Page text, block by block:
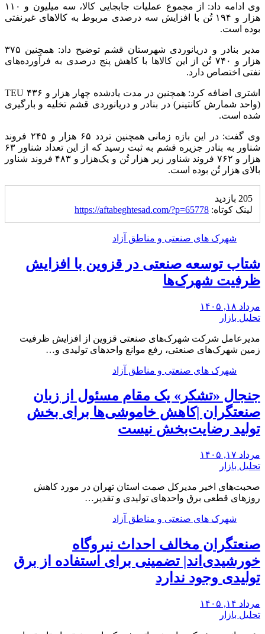
وی ادامه داد: از مجموع عملیات جابجایی کالا، سه میلیون و ۱۱۰
هزار و ۱۹۴ تُن با افزایش سه درصدی مربوط به کالاهای غیرنفتی
بوده است.
مدیر بنادر و دریانوردی شهرستان قشم توضیح داد: همچنین ۳۷۵
هزار و ۷۴۰ تُن از این کالاها با کاهش پنج درصدی به فرآورده‌های
نفتی اختصاص دارد.
اشتری اضافه کرد: همچنین در مدت یادشده چهار هزار و ۴۳۶ TEU
(واحد شمارش کانتینر) در بنادر و دریانوردی قشم تخلیه و بارگیری
شده است.
وی گفت: در این بازه زمانی همچنین تردد ۶۵ هزار و ۲۴۵ فروند
شناور به بنادر جزیره قشم به ثبت رسید که از این تعداد شناور ۶۳
هزار و ۷۶۲ فروند شناور زیر هزار تُن و یک‌هزار و ۴۸۳ فروند شناور
بالای هزار تُن بوده است.
205 بازدید
لینک کوتاه: https://aftabeghtesad.com/?p=65778
شهرک های صنعتی و مناطق آزاد
شتاب توسعه صنعتی در قزوین با افزایش
ظرفیت شهرک‌ها
مرداد ۱۸, ۱۴۰۵
تحلیل بازار
مدیرعامل شرکت شهرک‌های صنعتی قزوین از افزایش ظرفیت
زمین شهرک‌های صنعتی، رفع موانع واحدهای تولیدی و…
شهرک های صنعتی و مناطق آزاد
جنجال «تشکر» یک مقام مسئول از زبان
صنعتگران |کاهش خاموشی‌ها برای بخش
تولید رضایت‌بخش نیست
مرداد ۱۷, ۱۴۰۵
تحلیل بازار
صحبت‌های اخیر مدیرکل صمت استان تهران در مورد کاهش
روزهای قطعی برق واحدهای تولیدی و تقدیر…
شهرک های صنعتی و مناطق آزاد
صنعتگران مخالف احداث نیروگاه
خورشیدی‌اند| تضمینی برای استفاده از برق
تولیدی وجود ندارد
مرداد ۱۴, ۱۴۰۵
تحلیل بازار